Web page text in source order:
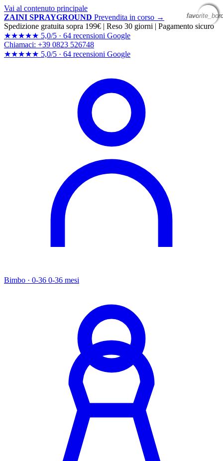
Vai al contenuto principale
ZAINI SPRAYGROUND Prevendita in corso →
Spedizione gratuita sopra 199€ | Reso 30 giorni | Pagamento sicuro
★★★★★ 5,0/5 · 64 recensioni Google
Chiamaci: +39 0823 526748
★★★★★ 5,0/5 · 64 recensioni Google
Bimbo · 0-36 0-36 mesi